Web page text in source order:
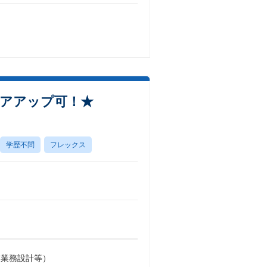
アップ可！★
学歴不問 フレックス
務設計等）